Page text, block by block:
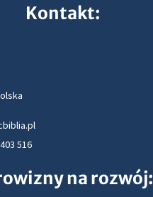
Kontakt:
516
na rozwój: